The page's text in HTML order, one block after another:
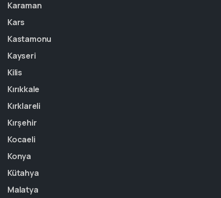
Karaman
Kars
Kastamonu
Kayseri
Kilis
Kırıkkale
Kırklareli
Kırşehir
Kocaeli
Konya
Kütahya
Malatya